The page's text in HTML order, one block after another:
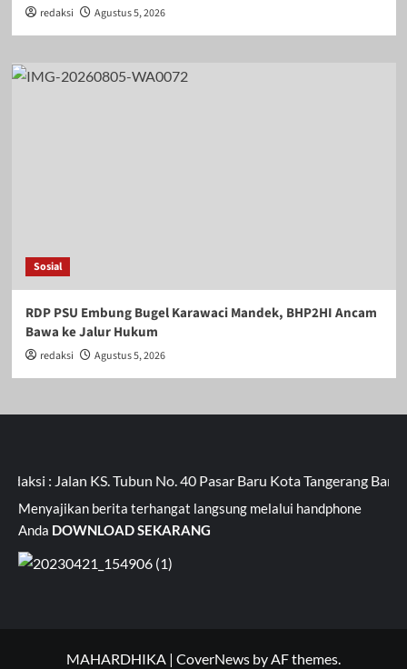
redaksi Agustus 5, 2026
Sosial
RDP PSU Embung Bugel Karawaci Mandek, BHP2HI Ancam
Bawa ke Jalur Hukum
redaksi Agustus 5, 2026
: Jalan KS. Tubun No. 40 Pasar Baru Kota Tangerang Banten
Menyajikan berita terhangat langsung melalui handphone
Anda DOWNLOAD SEKARANG
MAHARDHIKA | CoverNews by AF themes.